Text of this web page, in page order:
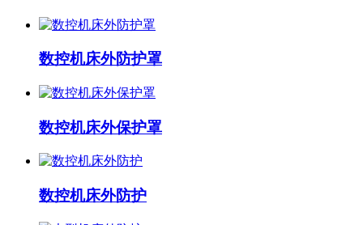
数控机床外防护罩
数控机床外保护罩
数控机床外防护